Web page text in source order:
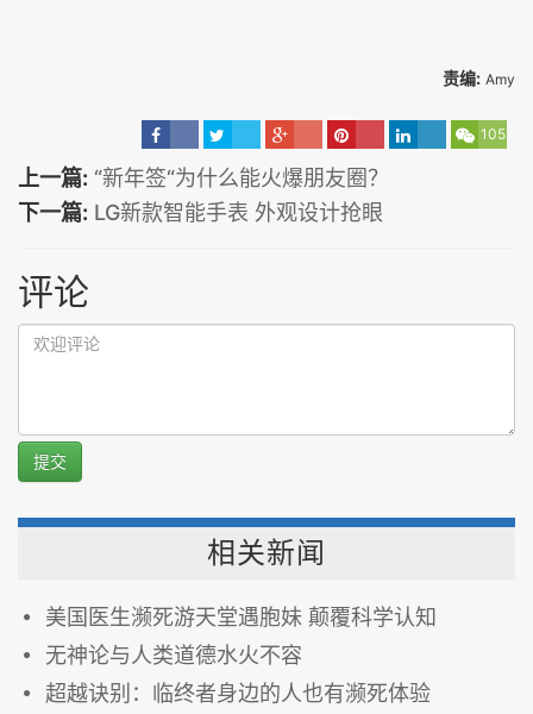
责编: Amy
105
上一篇: “新年签“为什么能火爆朋友圈？
下一篇: LG新款智能手表 外观设计抢眼
评论
提交
相关新闻
美国医生濒死游天堂遇胞妹 颠覆科学认知
无神论与人类道德水火不容
超越诀别：临终者身边的人也有濒死体验